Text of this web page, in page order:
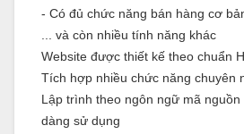
- Có đủ chức năng bán hàng cơ
... và còn nhiều tính năng khác
Website được thiết kế theo chuẩn
Tích hợp nhiều chức năng chuyên
Lập trình theo ngôn ngữ mã
dàng sử dụng